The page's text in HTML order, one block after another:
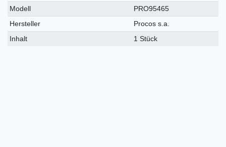
Modell
PRO95465
Hersteller
Procos s.a.
Inhalt
1 Stück